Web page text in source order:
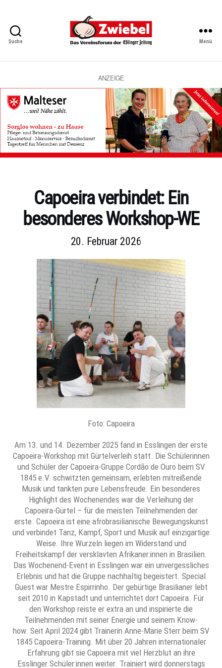
Suche
Vereinsforum
Eßlinger
Zeitung
Menü
ANZEIGE
KategorienCapoeira verbindet: Ein
besonderes Workshop-WE
20. Februar 2026
Foto: Capoeira
Am 13. und 14. Dezember 2025 fand in Esslingen der erste
Capoeira-Workshop mit Gürtelverleih statt. Die Schülerinnen
und Schüler der Capoeira-Gruppe Cordão de Ouro beim SV
1845 e.V. schwitzten gemeinsam, erlebten mitreißende
Musik und tankten pure Lebensfreude. Ein besonderes
Highlight des Wochenendes war die Verleihung der
Capoeira-Gürtel – für die meisten Teilnehmenden der
erste. Capoeira ist eine afrobrasilianische Bewegungskunst
und verbindet Tanz, Kampf, Sport und Musik auf einzigartige
Weise. Ihre Wurzeln liegen im Widerstand und
Freiheitskampf der versklavten Afrikaner:innen in Brasilien.
Das Wochenend-Event in Esslingen war ein unvergessliches
Erlebnis und hat die Gruppe nachhaltig begeistert. Special
Guest war Mestre Espirrinho. Der gebürtige Brasilianer lebt
seit 2010 in Kapstadt und unterrichtet dort Capoeira. Für
den Workshop reiste er extra an und inspirierte die
Teilnehmenden mit seiner Energie und seinem Know-
how. Seit April 2024 gibt Trainerin Anne-Marie Sterr beim SV
1845 Capoeira-Training. Mit über 20 Jahren internationaler
Erfahrung gibt sie Capoeira mit viel Herzblut an ihre
Esslinger Schüler:innen weiter. Trainiert wird donnerstags